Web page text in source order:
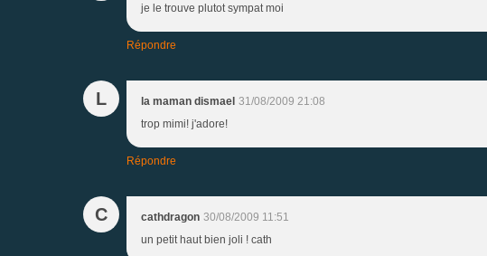
je le trouve plutot sympat moi
Répondre
L la maman dismael 31/08/2009 21:08
trop mimi! j'adore!
Répondre
C cathdragon 30/08/2009 11:51
un petit haut bien joli ! cath